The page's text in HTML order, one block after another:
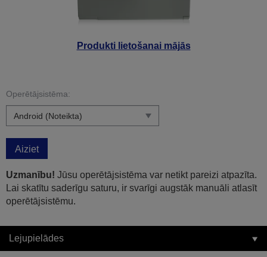
Produkti lietošanai mājās
Operētājsistēma:
Aiziet
Uzmanību! Jūsu operētājsistēma var netikt pareizi atpazīta.
Lai skatītu saderīgu saturu, ir svarīgi augstāk manuāli atlasīt
operētājsistēmu.
Lejupielādes